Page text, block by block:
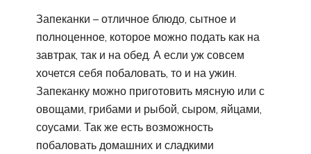
Запеканки – отличное блюдо, сытное и
полноценное, которое можно подать как на
завтрак, так и на обед. А если уж совсем
хочется себя побаловать, то и на ужин.
Запеканку можно приготовить мясную или с
овощами, грибами и рыбой, сыром, яйцами,
соусами. Так же есть возможность
побаловать домашних и сладкими